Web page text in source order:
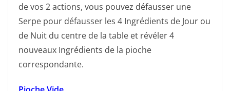
de vos 2 actions, vous pouvez défausser une
Serpe pour défausser les 4 Ingrédients de Jour ou
de Nuit du centre de la table et révéler 4
nouveaux Ingrédients de la pioche
correspondante.